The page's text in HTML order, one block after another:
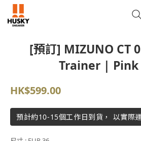
[預訂] MIZUNO CT
Trainer | Pink
HK$599.00
預計約10-15個工作日到貨， 以實際